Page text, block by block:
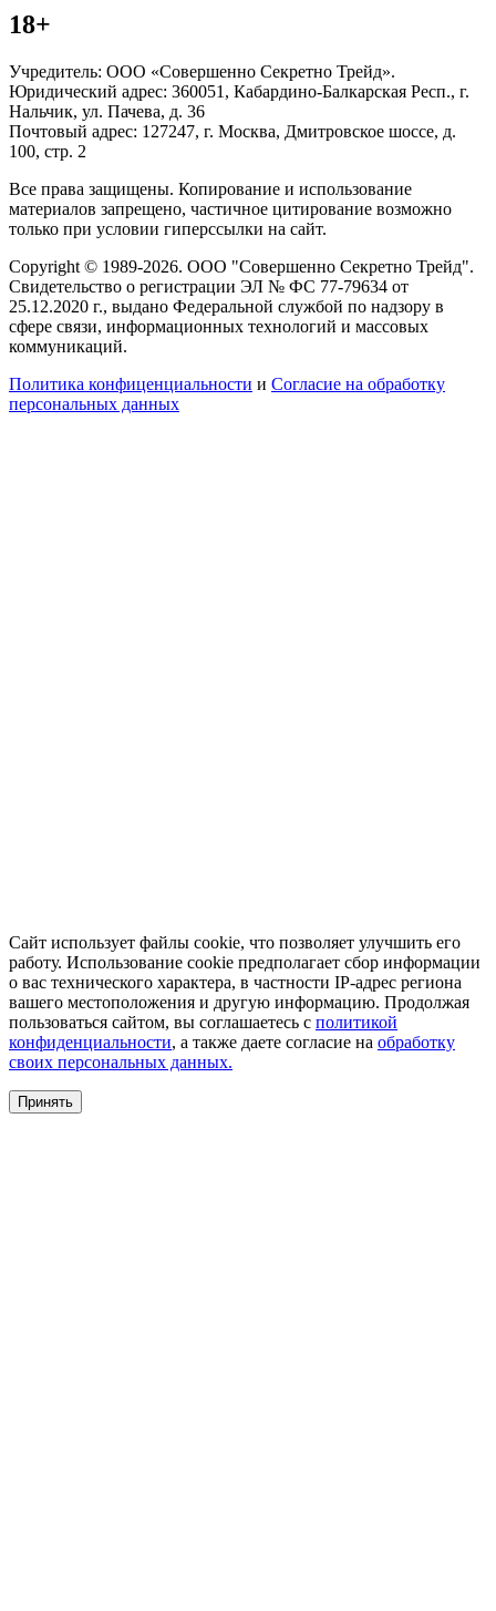
18+
Учредитель: ООО «Совершенно Секретно Трейд».
Юридический адрес: 360051, Кабардино-Балкарская Респ., г.
Нальчик, ул. Пачева, д. 36
Почтовый адрес: 127247, г. Москва, Дмитровское шоссе, д.
100, стр. 2
Все права защищены. Копирование и использование
материалов запрещено, частичное цитирование возможно
только при условии гиперссылки на сайт.
Copyright © 1989-2026. ООО "Совершенно Секретно Трейд".
Свидетельство о регистрации ЭЛ № ФС 77-79634 от
25.12.2020 г., выдано Федеральной службой по надзору в
сфере связи, информационных технологий и массовых
коммуникаций.
Политика конфиценциальности и Согласие на обработку
персональных данных
Сайт использует файлы cookie, что позволяет улучшить его
работу. Использование cookie предполагает сбор информации
о вас технического характера, в частности IP-адрес региона
вашего местоположения и другую информацию. Продолжая
пользоваться сайтом, вы соглашаетесь с политикой
конфиденциальности, а также даете согласие на обработку
своих персональных данных.
Принять